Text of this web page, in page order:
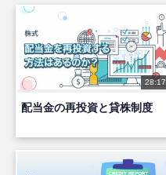
28:17
配当金の再投資と貸株制度